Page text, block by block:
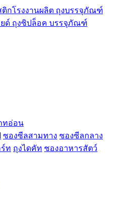
ทอ่อน
ซองซีลสามทาง ซองซีลกลาง
ท ถุงไดคัท ซองอาหารสัตว์